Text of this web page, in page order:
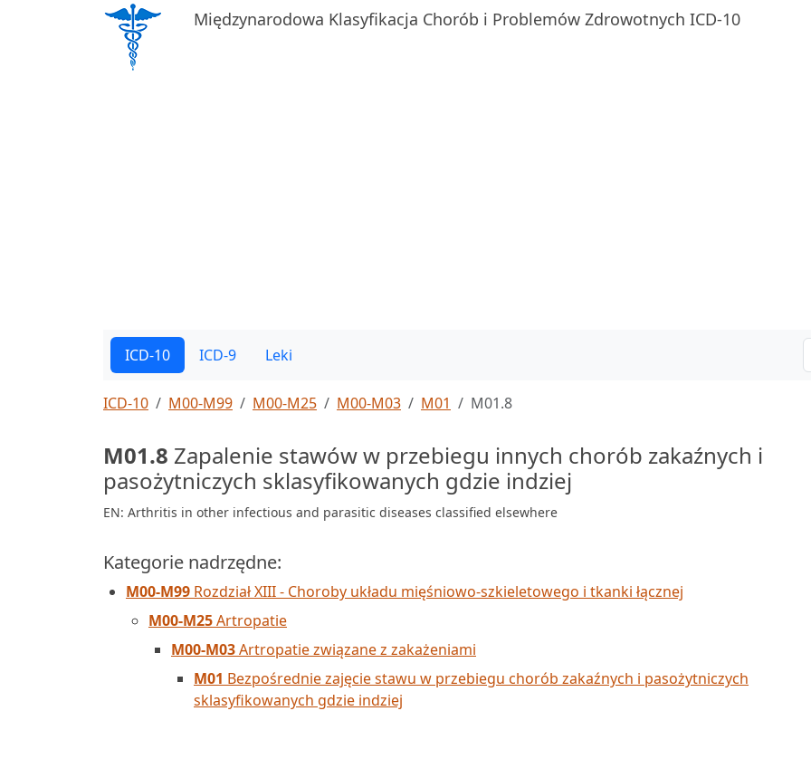
Międzynarodowa Klasyfikacja Chorób i Problemów Zdrowotnych ICD-10
ICD-10 ICD-9 Leki
ICD-10 M00-M99 M00-M25 M00-M03 M01 M01.8
M01.8 Zapalenie stawów w przebiegu innych chorób zakaźnych i
pasożytniczych sklasyfikowanych gdzie indziej
EN: Arthritis in other infectious and parasitic diseases classified elsewhere
Kategorie nadrzędne:
M00-M99 Rozdział XIII - Choroby układu mięśniowo-szkieletowego i tkanki łącznej
M00-M25Artropatie
M00-M03Artropatie związane z zakażeniami
M01 Bezpośrednie zajęcie stawu w przebiegu chorób zakaźnych i pasożytniczych
sklasyfikowanych gdzie indziej